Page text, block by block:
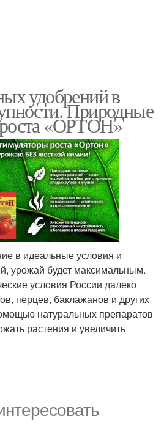
удобрений в
Природные
«ОРТОН»
в идеальные условия и
урожай будет максимальным.
условия России далеко
перцев, баклажанов и других
натуральных препаратов
растения и увеличить